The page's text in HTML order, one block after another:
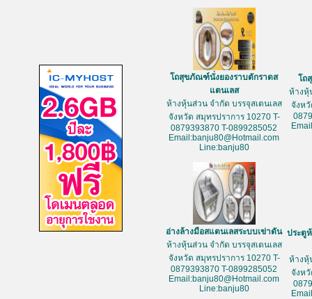
โถสุขภัณฑ์นั่งยองราบตักราดส
แตนเลส
ห้างหุ้นส่วน จำกัด บรรจุสเตนเลส
จังหวัด สมุทรปราการ 10270 T-
0879393870 T-0899285052
Email:banju80@Hotmail.com
Line:banju80
โถ
ห้างหุ้
จังห
อ่างล้างมือสแตนเลสระบบเข่าดัน
ห้างหุ้นส่วน จำกัด บรรจุสเตนเลส
จังหวัด สมุทรปราการ 10270 T-
0879393870 T-0899285052
Email:banju80@Hotmail.com
Line:banju80
ประตู
ห้างหุ้
จังห